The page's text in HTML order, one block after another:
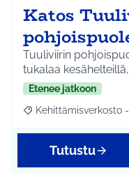
−
Katos
Tuuliviirin
tukalaa
Etenee jatkoon
Rajaa tulokset
Kehittämisverkosto
Tutustu